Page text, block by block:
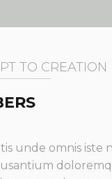
TO CREATION
unde omnis iste